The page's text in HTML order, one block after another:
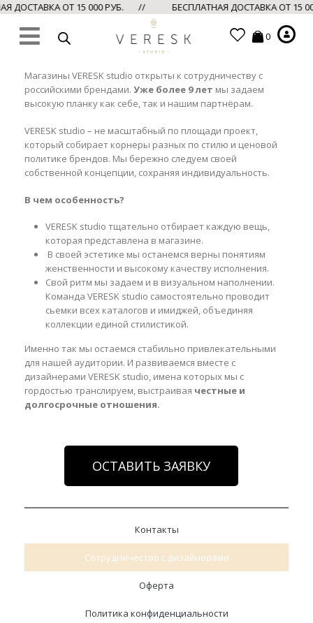
ДОСТАВКА ОТ 15 000 РУБ. // БЕСПЛАТНАЯ ДОСТАВКА ОТ 15
0
Магазины VERESK studio открыты к сотрудничеству с
российскими брендами. Уже более 9 лет мы задаем
высокую планку как себе, так и нашим партнёрам.
VERESK studio – не масштабный по площади проект,
который собирает корнеры разных по стилю и ценовой
политике брендов. Мы бережно следуем своей
собственной концепции, сохраняя индивидуальность.
В чем особенность?
VERESK studio тщательно отбирает каждую вещь,
которая представлена в магазине.
В своей эстетике мы останемся верны понятиям
женственности и высокому качеству исполнения.
Свой ритм мы задаем и в визуальном наполнении.
Команда VERESK studio самостоятельно проводит
сьемки всех каталогов и имиджей, объединяя
коллекции единой стилистикой.
Именно так мы остаемся стабильно привлекательными
для нашей аудитории. И развиваемся вместе с
дизайнерами VERESK studio, имена которых мы с
гордостью транслируем, выстраивая честные и
долгосрочные отношения.
ОСТАВИТЬ ЗАЯВКУ
Контакты
Сотрудничество с дизайнерами
Оферта
Политика конфиденциальности